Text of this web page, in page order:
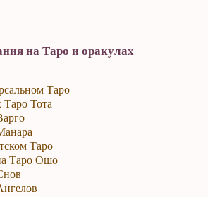
на Таро и оракулах
Таро
Таро Тота
Таро
Таро Ошо